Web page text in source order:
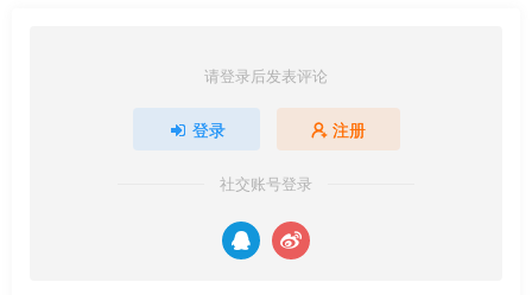
请登录后发表评论
登录 注册
社交账号登录